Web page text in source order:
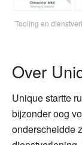
Tooling en
Over
Unique startte
bijzonder oog
onderscheidde